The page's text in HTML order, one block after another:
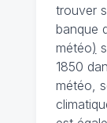
trouver
banque
météo)
1850
météo,